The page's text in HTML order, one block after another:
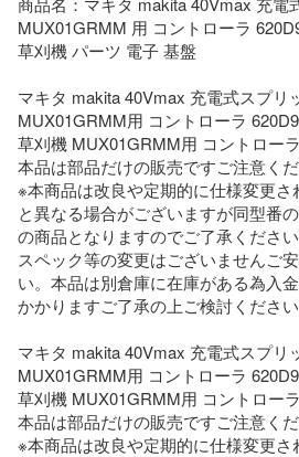
MUX01GRMM 用 コントローラ
草刈機 パーツ 電子 基盤
マキタ makita 40Vmax 充電式スプリ
MUX01GRMM用 コントローラ
草刈機 MUX01GRMM用 コントロー
本品は部品だけの販売ですご注意くだ
※本商品は改良や定期的に仕様変更
と異なる場合がございますが同型番
の商品となりますのでご了承ください
スペック等の変更はございませんご
い。本品は別倉庫に在庫がある為入
かかりますご了承の上ご検討ください
マキタ makita 40Vmax 充電式スプリ
MUX01GRMM用 コントローラ
草刈機 MUX01GRMM用 コントロー
本品は部品だけの販売ですご注意くだ
※本商品は改良や定期的に仕様変更